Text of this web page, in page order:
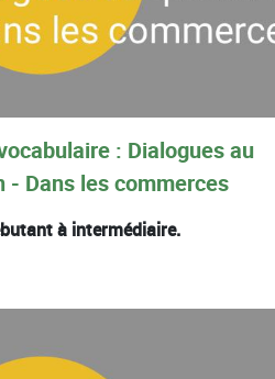
: Dialogues au
- Dans les commerces
à intermédiaire.